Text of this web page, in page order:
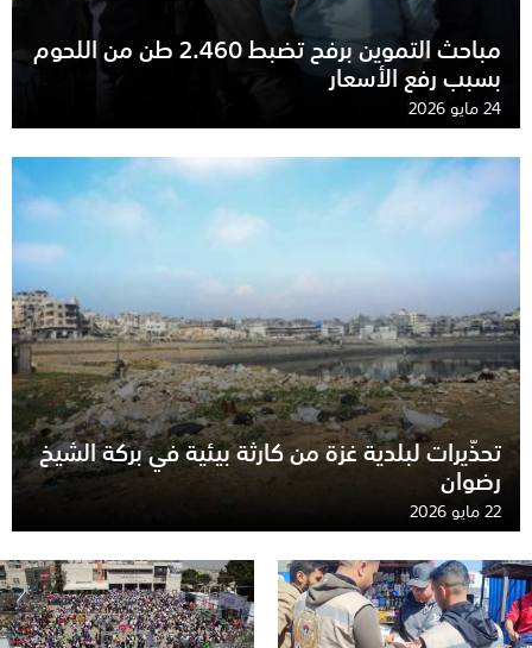
مباحث التموين برفح تضبط 2.460 طن من اللحوم
بسبب رفع الأسعار
24 مايو 2026
تحذّيرات لبلدية غزة من كارثة بيئية في بركة الشيخ
رضوان
22 مايو 2026